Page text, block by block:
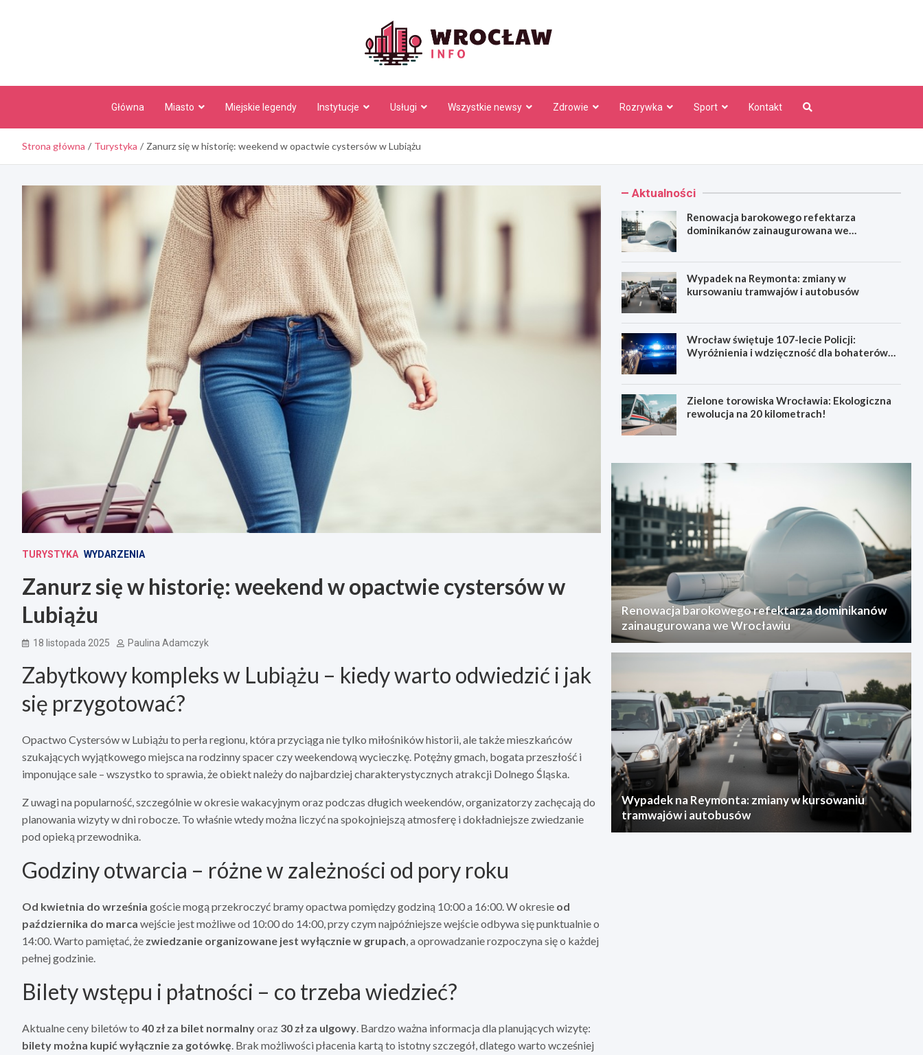
Główna Miasto Miejskie legendy Instytucje Usługi Wszystkie newsy Zdrowie Rozrywka Sport Kontakt
Strona główna Turystyka Zanurz się w historię: weekend w opactwie cystersów w Lubiążu
TURYSTYKA WYDARZENIA
Zanurz się w historię: weekend w opactwie cystersów w
Lubiążu
18 listopada 2025 Paulina Adamczyk
Zabytkowy kompleks w Lubiążu – kiedy warto odwiedzić i jak
się przygotować?
Opactwo Cystersów w Lubiążu to perła regionu, która przyciąga nie tylko miłośników historii, ale także mieszkańców
szukających wyjątkowego miejsca na rodzinny spacer czy weekendową wycieczkę. Potężny gmach, bogata przeszłość i
imponujące sale – wszystko to sprawia, że obiekt należy do najbardziej charakterystycznych atrakcji Dolnego Śląska.
Z uwagi na popularność, szczególnie w okresie wakacyjnym oraz podczas długich weekendów, organizatorzy zachęcają do
planowania wizyty w dni robocze. To właśnie wtedy można liczyć na spokojniejszą atmosferę i dokładniejsze zwiedzanie
pod opieką przewodnika.
Godziny otwarcia – różne w zależności od pory roku
Od kwietnia do września goście mogą przekroczyć bramy opactwa pomiędzy godziną 10:00 a 16:00. W okresie od
października do marca wejście jest możliwe od 10:00 do 14:00, przy czym najpóźniejsze wejście odbywa się punktualnie o
14:00. Warto pamiętać, że zwiedzanie organizowane jest wyłącznie w grupach, a oprowadzanie rozpoczyna się o każdej
pełnej godzinie.
Bilety wstępu i płatności – co trzeba wiedzieć?
Aktualne ceny biletów to 40 zł za bilet normalnyoraz 30 zł za ulgowy. Bardzo ważna informacja dla planujących wizytę:
bilety można kupić wyłącznie za gotówkę. Brak możliwości płacenia kartą to istotny szczegół, dlatego warto wcześniej
Aktualności
Renowacja barokowego refektarza
dominikanów zainaugurowana we
Wypadek na Reymonta: zmiany w
kursowaniu tramwajów i autobusów
Wrocław świętuje 107-lecie Policji:
Wyróżnienia i wdzięczność dla bohaterów
Zielone torowiska Wrocławia: Ekologiczna
rewolucja na 20 kilometrach!
Renowacja barokowego refektarza dominikanów
zainaugurowana we Wrocławiu
Wypadek na Reymonta: zmiany w kursowaniu
tramwajów i autobusów